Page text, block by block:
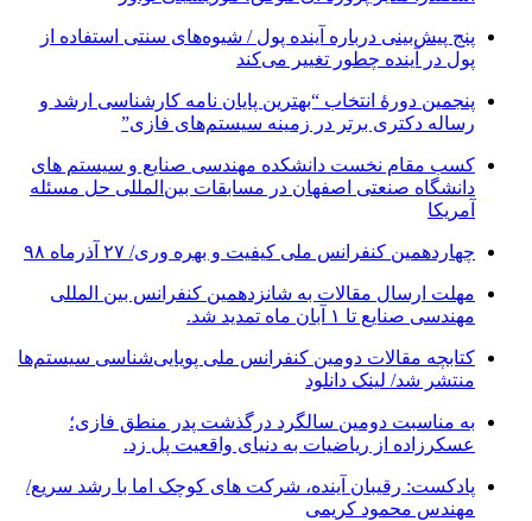
پنج پیش‌بینی درباره آینده پول / شیوه‌های سنتی استفاده از
پول در آینده چطور تغییر می‌کند
پنجمین دورۀ انتخاب “بهترین پایان ­نامه کارشناسی­ ارشد و
رساله دکتری برتر در زمینه سیستم‌های فازی”
کسب مقام نخست دانشکده مهندسی صنایع و سیستم های
دانشگاه صنعتی اصفهان در مسابقات بین‌المللی حل مسئله
آمریکا
چهاردهمین کنفرانس ملی کیفیت و بهره وری/ ۲۷ آذرماه ۹۸
مهلت ارسال مقالات به شانزدهمین کنفرانس بین المللی
مهندسی صنایع تا ۱ آبان ماه تمدید شد.
کتابچه مقالات دومین کنفرانس ملی پویایی‌شناسی سیستم‌ها
منتشر شد/ لینک دانلود
به مناسبت دومین سالگرد درگذشت پدر منطق فازی؛
عسکرزاده از ریاضیات به دنیای واقعیت پل زد.
پادکست: رقیبان آینده، شرکت های کوچک اما با رشد سریع/
مهندس محمود کریمی